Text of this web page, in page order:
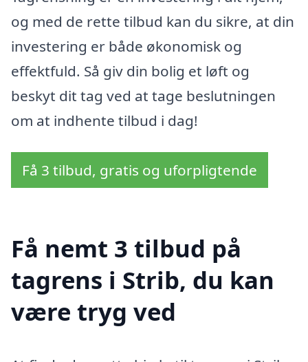
og med de rette tilbud kan du sikre, at din
investering er både økonomisk og
effektfuld. Så giv din bolig et løft og
beskyt dit tag ved at tage beslutningen
om at indhente tilbud i dag!
Få 3 tilbud, gratis og uforpligtende
Få nemt 3 tilbud på
tagrens i Strib, du kan
være tryg ved